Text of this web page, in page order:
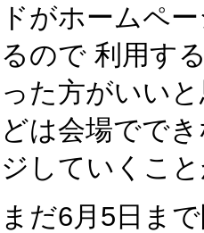
ドがホームペ
るので 利用す
った方がいい
どは会場でで
ジしていくこ
まだ6月5日ま